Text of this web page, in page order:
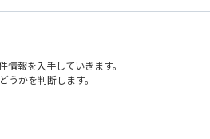
報を入手していきます。
かを判断します。